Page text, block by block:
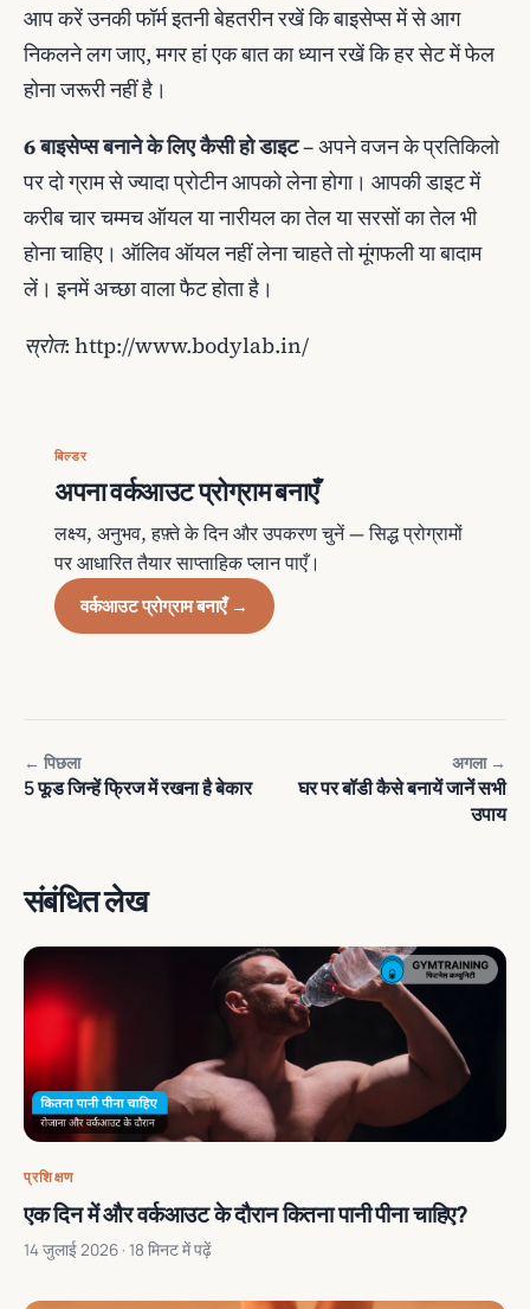
आप करें उनकी फॉर्म इतनी बेहतरीन रखें कि बाइसेप्स में से आग
निकलने लग जाए, मगर हां एक बात का ध्यान रखें कि हर सेट में फेल
होना जरूरी नहीं है।
6 बाइसेप्स बनाने के लिए कैसी हो डाइट– अपने वजन के प्रतिकिलो
पर दो ग्राम से ज्यादा प्रोटीन आपको लेना होगा। आपकी डाइट में
करीब चार चम्मच ऑयल या नारीयल का तेल या सरसों का तेल भी
होना चाहिए। ऑलिव ऑयल नहीं लेना चाहते तो मूंगफली या बादाम
लें। इनमें अच्छा वाला फैट होता है।
स्रोत: http://www.bodylab.in/
बिल्डर
अपना वर्कआउट प्रोग्राम बनाएँ
लक्ष्य, अनुभव, हफ़्ते के दिन और उपकरण चुनें — सिद्ध प्रोग्रामों
पर आधारित तैयार साप्ताहिक प्लान पाएँ।
वर्कआउट प्रोग्राम बनाएँ →
← पिछला
5 फूड जिन्हें फ्रिज में रखना है बेकार
अगला →
घर पर बॉडी कैसे बनायें जानें सभी
उपाय
संबंधित लेख
प्रशिक्षण
एक दिन में और वर्कआउट के दौरान कितना पानी पीना चाहिए?
14 जुलाई 2026 · 18 मिनट में पढ़ें